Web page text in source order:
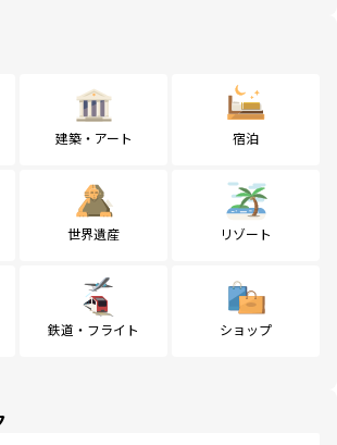
建築・アート 宿泊
世界遺産 リゾート
鉄道・フライト ショップ